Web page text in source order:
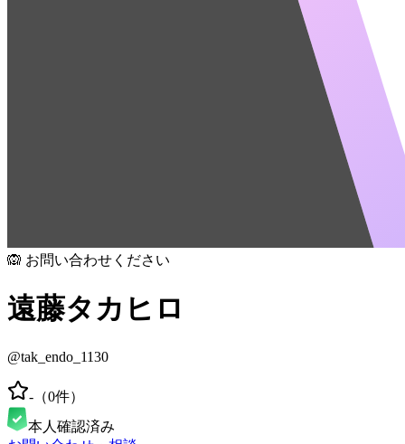
🙉 お問い合わせください
遠藤タカヒロ
@tak_endo_1130
- （0件）
本人確認済み